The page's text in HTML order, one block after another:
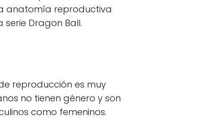
anatomía reproductiva
Dragon Ball.
reproducción es muy
no tienen género y son
como femeninos.